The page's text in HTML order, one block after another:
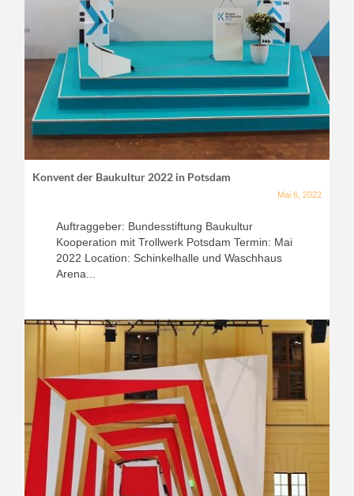
Konvent der Baukultur 2022 in Potsdam
Mai 6, 2022
Auftraggeber: Bundesstiftung Baukultur
Kooperation mit Trollwerk Potsdam Termin: Mai
2022 Location: Schinkelhalle und Waschhaus
Arena...